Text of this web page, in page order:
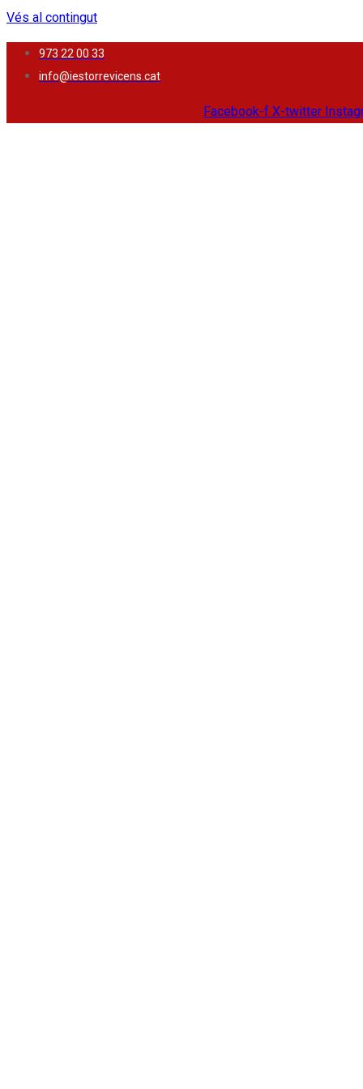
Vés al contingut
973 22 00 33
info@iestorrevicens.cat
Facebook-f X-twitter